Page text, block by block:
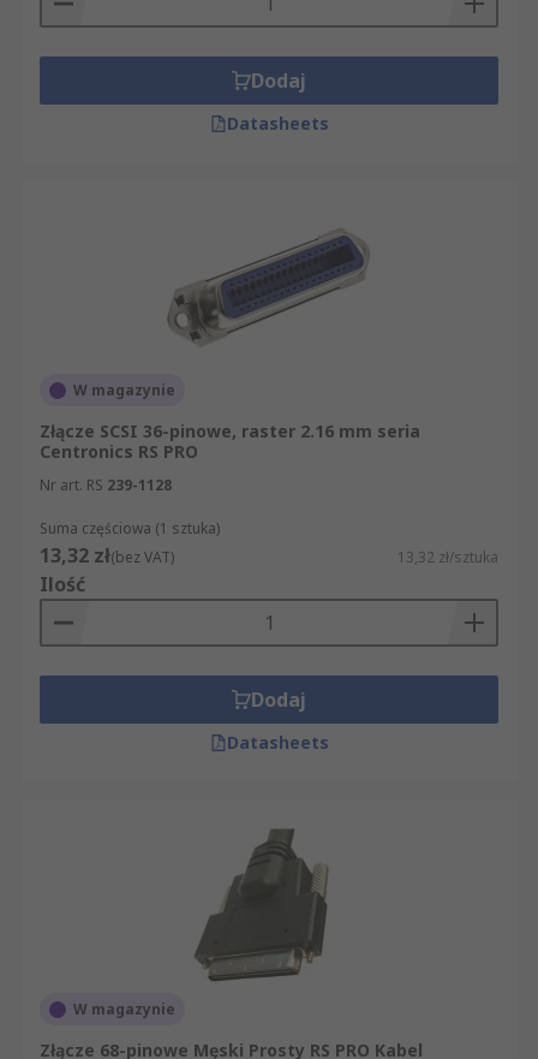
Dodaj
Datasheets
W magazynie
Złącze SCSI 36-pinowe, raster 2.16 mm seria
Centronics RS PRO
Nr art. RS 239-1128
Suma częściowa (1 sztuka)
13,32 zł(bez VAT) 13,32 zł/sztuka
Ilość
Dodaj
Datasheets
W magazynie
Złącze 68-pinowe Męski Prosty RS PRO Kabel